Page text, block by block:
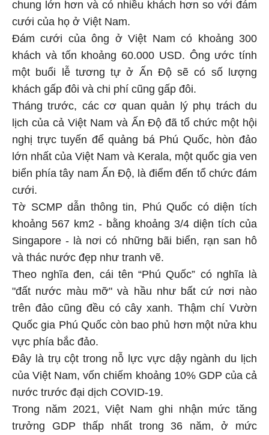
chung lớn hơn và có nhiều khách hơn so với đám
cưới của họ ở Việt Nam.
Đám cưới của ông ở Việt Nam có khoảng 300
khách và tốn khoảng 60.000 USD. Ông ước tính
một buổi lễ tương tự ở Ấn Độ sẽ có số lượng
khách gấp đôi và chi phí cũng gấp đôi.
Tháng trước, các cơ quan quản lý phụ trách du
lịch của cả Việt Nam và Ấn Độ đã tổ chức một hội
nghị trực tuyến để quảng bá Phú Quốc, hòn đảo
lớn nhất của Việt Nam và Kerala, một quốc gia ven
biển phía tây nam Ấn Độ, là điểm đến tổ chức đám
cưới.
Tờ SCMP dẫn thông tin, Phú Quốc có diện tích
khoảng 567 km2 - bằng khoảng 3/4 diện tích của
Singapore - là nơi có những bãi biển, rạn san hô
và thác nước đẹp như tranh vẽ.
Theo nghĩa đen, cái tên “Phú Quốc” có nghĩa là
"đất nước màu mỡ" và hầu như bất cứ nơi nào
trên đảo cũng đều có cây xanh. Thậm chí Vườn
Quốc gia Phú Quốc còn bao phủ hơn một nửa khu
vực phía bắc đảo.
Đây là trụ cột trong nỗ lực vực dậy ngành du lịch
của Việt Nam, vốn chiếm khoảng 10% GDP của cả
nước trước đại dịch COVID-19.
Trong năm 2021, Việt Nam ghi nhận mức tăng
trưởng GDP thấp nhất trong 36 năm, ở mức